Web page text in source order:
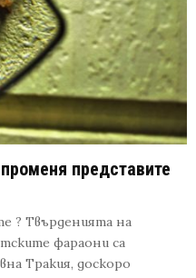
представите
? Твърденията на
фараони са
Тракия, доскоро